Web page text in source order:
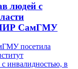
людей с
ИИР СамГМУ
посетила
инвалидностью, в